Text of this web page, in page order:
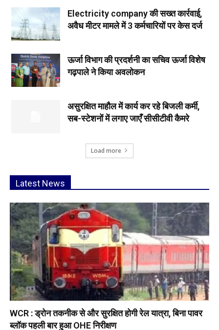
Electricity company की सख्त कार्रवाई,
अवैध मीटर मामले में 3 कर्मचारियों पर केस दर्ज
ऊर्जा विभाग की प्रदर्शनी का सचिव ऊर्जा विशेष
गढ़पाले ने किया अवलोकन
असुरक्षित माहौल में कार्य कर रहे बिजली कर्मी,
सब-स्टेशनों में लगाए जाएँ सीसीटीवी कैमरे
Load more
Latest News
WCR : ड्रोन तकनीक से और सुरक्षित होगी रेल यात्रा, बिना पावर
ब्लॉक पहली बार हुआ OHE निरीक्षण